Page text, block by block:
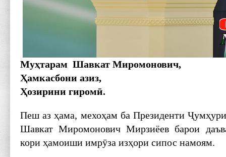
Муҳтарам Шавкат Миромонович,
Ҳамкасбони азиз,
Ҳозирини гиромӣ.
Пеш аз ҳама, мехоҳам ба Президенти
Шавкат Миромонович Мирзиёев барои
кори ҳамоиши имрӯза изҳори сипос намоям.